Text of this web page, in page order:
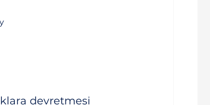
devretmesi